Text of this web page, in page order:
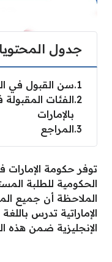
جدول
1 سن القبول في
2 الفئات
بالإمارات
3 المراجع
توفر حكومة الإمارات
الحكومية للطلبة
الملاحظة أن جميع
الإماراتية تدرس
الإنجليزية ضمن هذه